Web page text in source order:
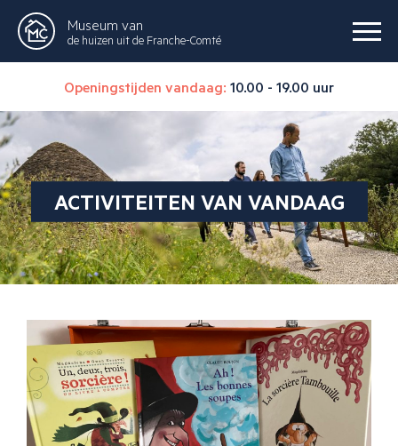
Museum van
de huizen uit de Franche-Comté
Openingstijden vandaag: 10.00 - 19.00 uur
ACTIVITEITEN VAN VANDAAG